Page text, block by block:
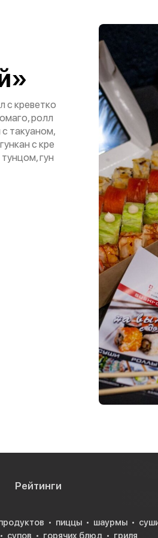
с креветко
ролл
такуаном,
с кре
гун
Рейтинги
пиццы шаурмы
супов горячих блюд гриля